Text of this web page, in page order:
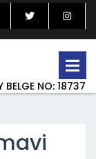
BELGE NO: 18737